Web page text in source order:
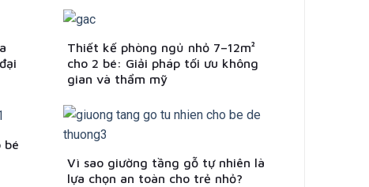
Thiết kế phòng ngủ nhỏ 7–12m²
cho 2 bé: Giải pháp tối ưu không
gian và thẩm mỹ
bé
Vì sao giường tầng gỗ tự nhiên là
lựa chọn an toàn cho trẻ nhỏ?